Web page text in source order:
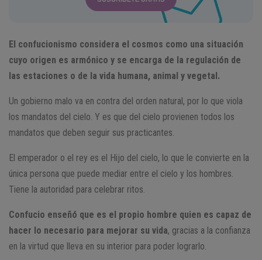
El confucionismo considera el cosmos como una situación
cuyo origen es armónico y se encarga de la regulación de
las estaciones o de la vida humana, animal y vegetal.
Un gobierno malo va en contra del orden natural, por lo que viola
los mandatos del cielo. Y es que del cielo provienen todos los
mandatos que deben seguir sus practicantes.
El emperador o el rey es el Hijo del cielo, lo que le convierte en la
única persona que puede mediar entre el cielo y los hombres.
Tiene la autoridad para celebrar ritos.
Confucio enseñó que es el propio hombre quien es capaz de
hacer lo necesario para mejorar su vida, gracias a la confianza
en la virtud que lleva en su interior para poder lograrlo.